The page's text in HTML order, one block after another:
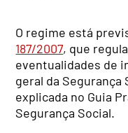
O regime está
187/2007, que
eventualidades de
geral da Segurança
explicada no Guia
Segurança Social.